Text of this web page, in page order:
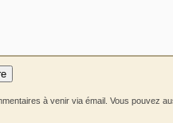
à venir via émail. Vous pouvez